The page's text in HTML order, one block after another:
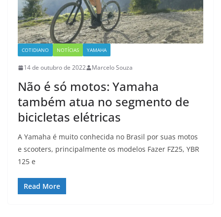
COTIDIANO NOTÍCIAS YAMAHA
14 de outubro de 2022 Marcelo Souza
Não é só motos: Yamaha
também atua no segmento de
bicicletas elétricas
A Yamaha é muito conhecida no Brasil por suas motos
e scooters, principalmente os modelos Fazer FZ25, YBR
125 e
Read More